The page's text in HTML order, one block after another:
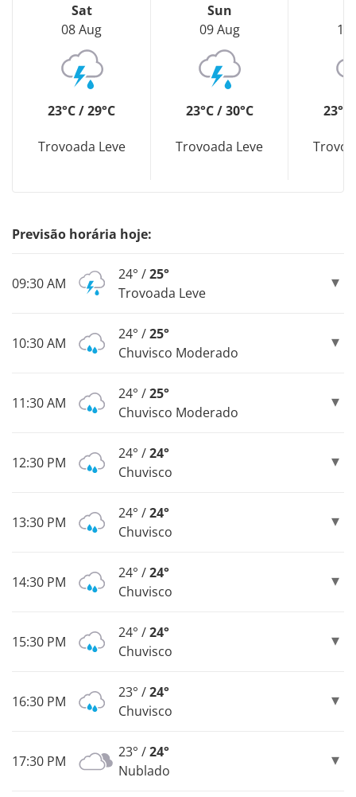
Sat
08 Aug
23°C / 29°C
Trovoada Leve
Sun
09 Aug
23°C / 30°C
Trovoada Leve
10
23°C
Previsão horária hoje:
09:30 AM
24° /25°
Trovoada Leve
10:30 AM
24° /25°
Chuvisco Moderado
11:30 AM
24° /25°
Chuvisco Moderado
12:30 PM
24° /24°
Chuvisco
13:30 PM
24° /24°
Chuvisco
14:30 PM
24° /24°
Chuvisco
15:30 PM
24° /24°
Chuvisco
16:30 PM
23° /24°
Chuvisco
17:30 PM
23° /24°
Nublado